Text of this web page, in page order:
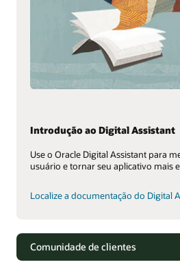
Introdução ao Digital Assistant
Use o Oracle Digital Assistant para
usuário e tornar seu aplicativo mais
Localize a documentação do Digital
Comunidade de clientes